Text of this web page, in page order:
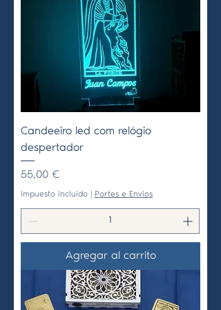
Candeeiro led com relógio
despertador
Precio
55,00 €
Impuesto incluido Portes e Envios
Agregar al carrito